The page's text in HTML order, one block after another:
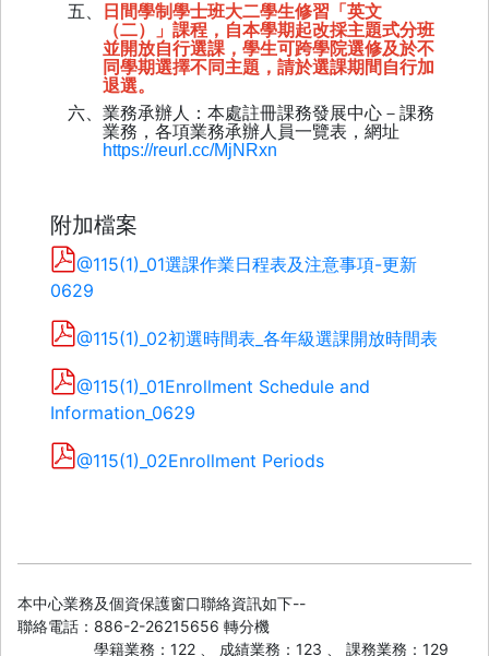
五、
日間學制學士班大二學生修習「英文
（二）」課程，自本學期起改採主題式分班
並開放自行選課，學生可跨學院選修及於不
同學期選擇不同主題，請於選課期間自行加
退選。
六、業務承辦人：本處註冊課務發展中心－課務
業務，各項業務承辦人員一覽表，網址
https://reurl.cc/MjNRxn
附加檔案
@115(1)_01選課作業日程表及注意事項-更新
0629
@115(1)_02初選時間表_各年級選課開放時間表
@115(1)_01Enrollment Schedule and
Information_0629
@115(1)_02Enrollment Periods
本中心業務及個資保護窗口聯絡資訊如下--
聯絡電話：886-2-26215656 轉分機
學籍業務：122 、 成績業務：123 、 課務業務：129